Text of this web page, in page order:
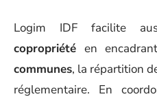
Logim IDF facilite
copropriété en
communes, la répartition
réglementaire. En